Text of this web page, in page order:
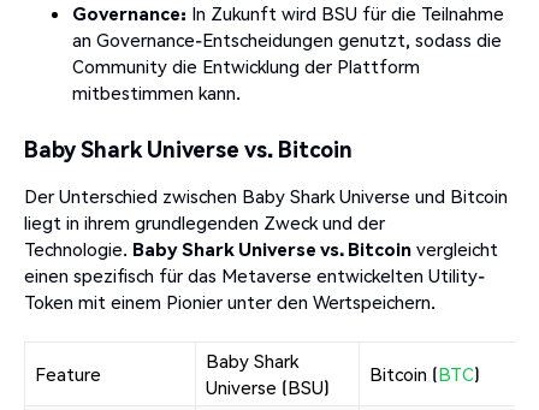
Governance: In Zukunft wird BSU für die Teilnahme
an Governance-Entscheidungen genutzt, sodass die
Community die Entwicklung der Plattform
mitbestimmen kann.
Baby Shark Universe vs. Bitcoin
Der Unterschied zwischen Baby Shark Universe und Bitcoin
liegt in ihrem grundlegenden Zweck und der
Technologie. Baby Shark Universe vs. Bitcoin vergleicht
einen spezifisch für das Metaverse entwickelten Utility-
Token mit einem Pionier unter den Wertspeichern.
Feature
Baby Shark
Universe (BSU)
Bitcoin (BTC)